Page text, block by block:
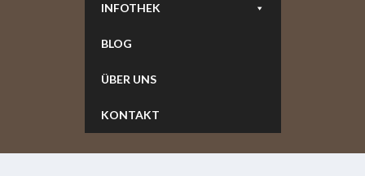
INFOTHEK
BLOG
ÜBER UNS
KONTAKT